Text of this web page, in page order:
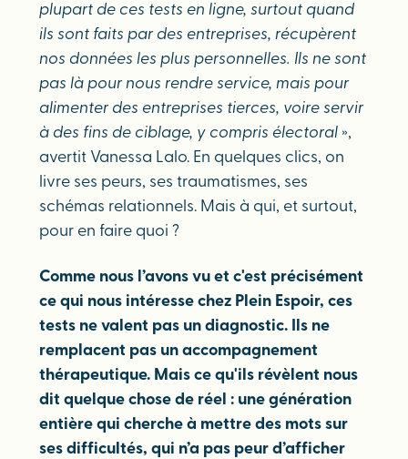
plupart de ces tests en ligne, surtout quand
ils sont faits par des entreprises, récupèrent
nos données les plus personnelles. Ils ne sont
pas là pour nous rendre service, mais pour
alimenter des entreprises tierces, voire servir
à des fins de ciblage, y compris électoral »,
avertit Vanessa Lalo. En quelques clics, on
livre ses peurs, ses traumatismes, ses
schémas relationnels. Mais à qui, et surtout,
pour en faire quoi ?
Comme nous l’avons vu et c'est précisément
ce qui nous intéresse chez Plein Espoir, ces
tests ne valent pas un diagnostic. Ils ne
remplacent pas un accompagnement
thérapeutique. Mais ce qu'ils révèlent nous
dit quelque chose de réel : une génération
entière qui cherche à mettre des mots sur
ses difficultés, qui n’a pas peur d’afficher